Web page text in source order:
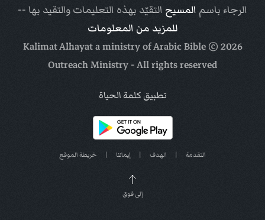
الرجاء باسم المسيح التقيّد بهذه التعليمات والتقيد بها --
للمزيد من المعلومات
2026
© Kalimat Alhayat a ministry of
Arabic Bible
Outreach Ministry- All rights reserved
تطبيق كلمة الحياة
التقدمة | الهدف | إيماننا | خريطة الموقع
إلى فوق